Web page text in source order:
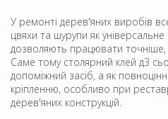
У ремонті дерев'яних виробів
цвяхи та шурупи як
дозволяють працювати точніше,
Саме тому столярний клей д3
допоміжний засіб, а як
кріпленню, особливо при
дерев'яних конструкцій.